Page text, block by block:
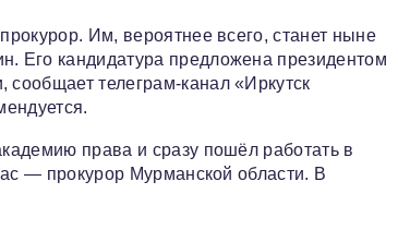
Им, вероятнее всего, станет ныне
Его кандидатура предложена президентом
телеграм‑канал «Иркутск
права и сразу пошёл работать в
— прокурор Мурманской области. В